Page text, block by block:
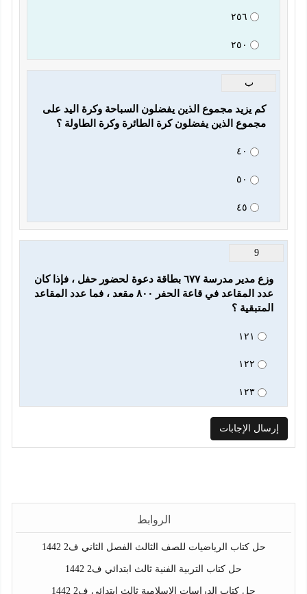
٢٥٦
٢٥٠
ب
مجموع الذين يفضلون كرة الطائرة وكرة الطاولة ؟
٤٠
٥٠
٤٥
9
المتبقية ؟
١٢١
١٢٢
١٢٣
الروابط
حل كتاب الرياضيات للصف الثالث الفصل الثاني ف2 1442
حل كتاب التربية الفنية ثالث ابتدائي ف2 1442
حل كتاب الدراسات الإسلامية ثالث ابتدائي ف2 1442